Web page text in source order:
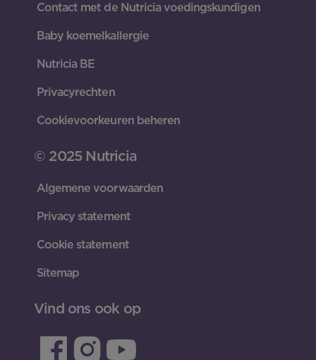
Contact met de Nutricia voedingskundigen
Baby koemelkallergie
Nutricia BE
Privacyrechten
Cookievoorkeuren beheren
© 2025 Nutricia
Algemene voorwaarden
Privacy statement
Cookie statement
Sitemap
Vind ons ook op